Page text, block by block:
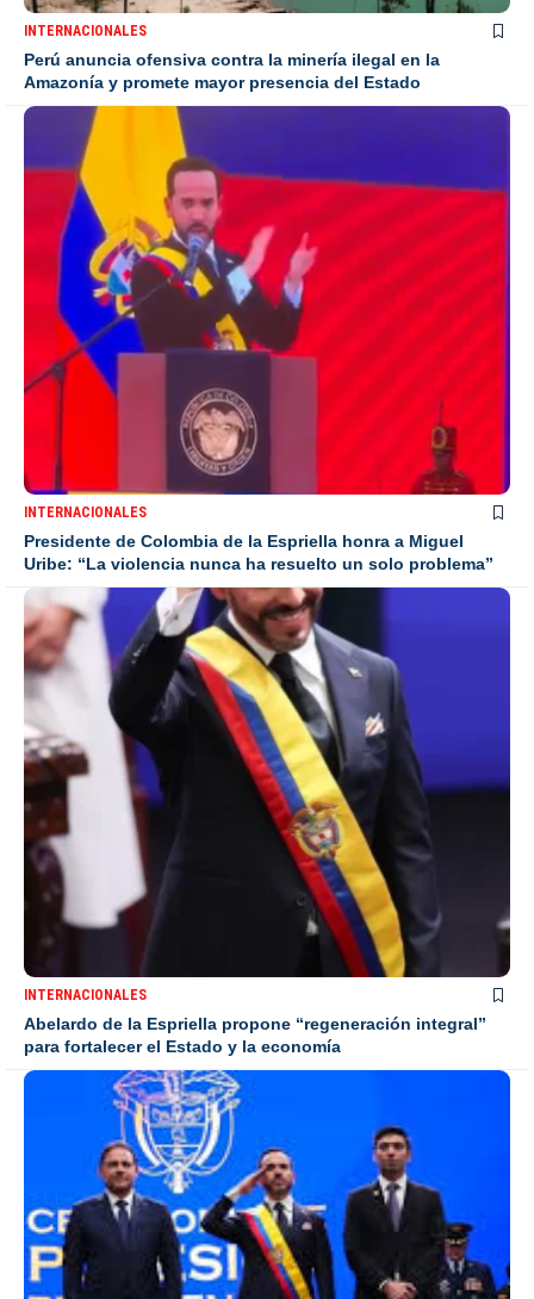
INTERNACIONALES
Perú anuncia ofensiva contra la minería ilegal en la
Amazonía y promete mayor presencia del Estado
INTERNACIONALES
Presidente de Colombia de la Espriella honra a Miguel
Uribe: “La violencia nunca ha resuelto un solo problema”
INTERNACIONALES
Abelardo de la Espriella propone “regeneración integral”
para fortalecer el Estado y la economía